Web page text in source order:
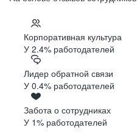
Корпоративная культура
У 2.4% работодателей
Лидер обратной связи
У 0.4% работодателей
Забота о сотрудниках
У 1% работодателей